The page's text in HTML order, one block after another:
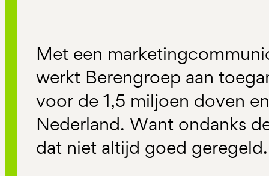
Met een
werkt Berengroep aan
voor de 1,5 miljoen doven
Nederland. Want ondanks
dat niet altijd goed geregeld.